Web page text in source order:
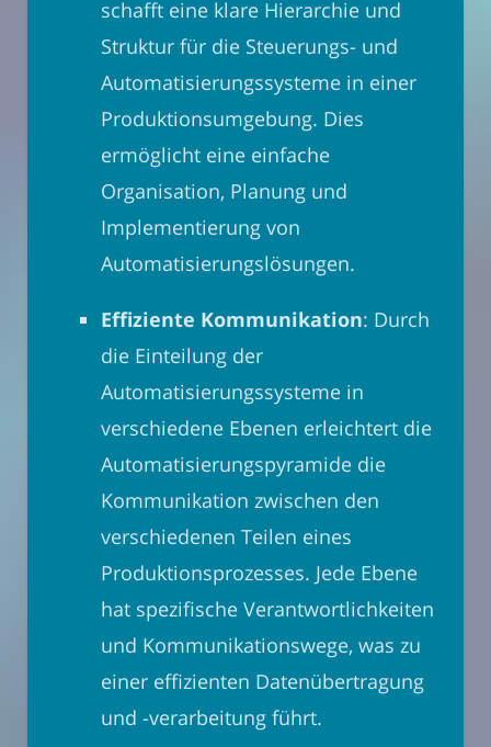
schafft eine klare Hierarchie und
Struktur für die Steuerungs- und
Automatisierungssysteme in einer
Produktionsumgebung. Dies
ermöglicht eine einfache
Organisation, Planung und
Implementierung von
Automatisierungslösungen.
Effiziente Kommunikation: Durch
die Einteilung der
Automatisierungssysteme in
verschiedene Ebenen erleichtert die
Automatisierungspyramide die
Kommunikation zwischen den
verschiedenen Teilen eines
Produktionsprozesses. Jede Ebene
hat spezifische Verantwortlichkeiten
und Kommunikationswege, was zu
einer effizienten Datenübertragung
und -verarbeitung führt.